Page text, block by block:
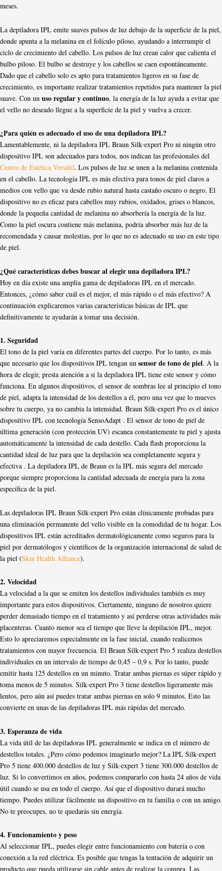
meses.
La depiladora IPL emite suaves pulsos de luz debajo de la superficie de la piel,
donde apunta a la melanina en el folículo piloso, ayudando a interrumpir el
ciclo de crecimiento del cabello. Los pulsos de luz crean calor que calienta el
bulbo piloso. El bulbo se destruye y los cabellos se caen espontáneamente.
Dado que el cabello solo es apto para tratamientos ligeros en su fase de
crecimiento, es importante realizar tratamientos repetidos para mantener la piel
suave. Con un uso regular y continuo, la energía de la luz ayuda a evitar que
el vello no deseado llegue a la superficie de la piel y vuelva a crecer.
¿Para quién es adecuado el uso de una depiladora IPL?
Lamentablemente, ni la depiladora IPL Braun Silk∙expert Pro ni ningún otro
dispositivo IPL son adecuados para todos, nos indican las profesionales del
Centro de Estética Versátil. Los pulsos de luz se unen a la melanina contenida
en el cabello. La tecnología IPL es más efectiva para tonos de piel claros a
medios con vello que va desde rubio natural hasta castaño oscuro o negro. El
dispositivo no es eficaz para cabellos muy rubios, oxidados, grises o blancos,
donde la pequeña cantidad de melanina no absorbería la energía de la luz.
Como la piel oscura contiene más melanina, podría absorber más luz de la
recomendada y causar molestias, por lo que no es adecuado su uso en este tipo
de piel.
¿Qué características debes buscar al elegir una depiladora IPL?
Hoy en día existe una amplia gama de depiladoras IPL en el mercado.
Entonces, ¿cómo saber cuál es el mejor, el más rápido o el más efectivo? A
continuación explicaremos varias características básicas de IPL que
definitivamente te ayudarán a tomar una decisión.
1. Seguridad
El tono de la piel varía en diferentes partes del cuerpo. Por lo tanto, es más
que necesario que los dispositivos IPL tengan un sensor de tono de piel. A la
hora de elegir, presta atención a si la depiladora IPL tiene este sensor y cómo
funciona. En algunos dispositivos, el sensor de sombras lee al principio el tono
de piel, adapta la intensidad de los destellos a él, pero una vez que lo mueves
sobre tu cuerpo, ya no cambia la intensidad. Braun Silk∙expert Pro es el único
dispositivo IPL con tecnología SensoAdapt . El sensor de tono de piel de
última generación (con protección UV) escanea constantemente tu piel y ajusta
automáticamente la intensidad de cada destello. Cada flash proporciona la
cantidad ideal de luz para que la depilación sea completamente segura y
efectiva . La depiladora IPL de Braun es la IPL más segura del mercado
porque siempre proporciona la cantidad adecuada de energía para la zona
específica de la piel.
Las depiladoras IPL Braun Silk∙expert Pro están clínicamente probadas para
una eliminación permanente del vello visible en la comodidad de tu hogar. Los
dispositivos IPL están acreditados dermatológicamente como seguros para la
piel por dermatólogos y científicos de la organización internacional de salud de
la piel (Skin Health Alliance).
2. Velocidad
La velocidad a la que se emiten los destellos individuales también es muy
importante para estos dispositivos. Ciertamente, ninguno de nosotros quiere
perder demasiado tiempo en el tratamiento y así perderse otras actividades más
placenteras. Cuanto menor sea el tiempo que lleve la depilación IPL, mejor.
Esto lo apreciaremos especialmente en la fase inicial, cuando realicemos
tratamientos con mayor frecuencia. El Braun Silk∙expert Pro 5 realiza destellos
individuales en un intervalo de tiempo de 0,45 – 0,9 s. Por lo tanto, puede
emitir hasta 125 destellos en un minuto. Tratar ambas piernas es súper rápido y
toma menos de 5 minutos. Silk∙expert Pro 3 tiene destellos ligeramente más
lentos, pero aún así puedes tratar ambas piernas en solo 9 minutos. Esto las
convierte en unas de las depiladoras IPL más rápidas del mercado.
3. Esperanza de vida
La vida útil de las depiladoras IPL generalmente se indica en el número de
destellos totales. ¿Pero cómo podemos imaginarlo mejor? La IPL Silk∙expert
Pro 5 tiene 400.000 destellos de luz y Silk∙expert 3 tiene 300.000 destellos de
luz. Si lo convertimos en años, podemos compararlo con hasta 24 años de vida
útil cuando se usa en todo el cuerpo. Así que el dispositivo durará mucho
tiempo. Puedes utilizar fácilmente un dispositivo en tu familia o con un amigo.
No te preocupes, no te quedarás sin energía.
4. Funcionamiento y peso
Al seleccionar IPL, puedes elegir entre funcionamiento con batería o con
conexión a la red eléctrica. Es posible que tengas la tentación de adquirir un
producto que pueda utilizarse sin cable antes de realizar la compra. Las